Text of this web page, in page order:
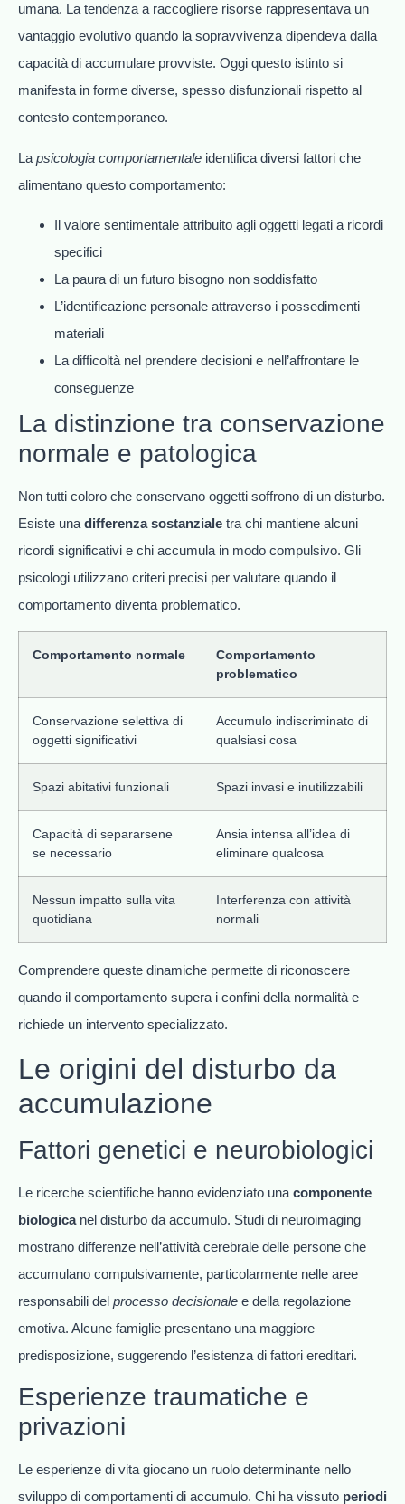
umana. La tendenza a raccogliere risorse rappresentava un
vantaggio evolutivo quando la sopravvivenza dipendeva dalla
capacità di accumulare provviste. Oggi questo istinto si
manifesta in forme diverse, spesso disfunzionali rispetto al
contesto contemporaneo.
La psicologia comportamentale identifica diversi fattori che
alimentano questo comportamento:
Il valore sentimentale attribuito agli oggetti legati a ricordi
specifici
La paura di un futuro bisogno non soddisfatto
L’identificazione personale attraverso i possedimenti
materiali
La difficoltà nel prendere decisioni e nell’affrontare le
conseguenze
La distinzione tra conservazione
normale e patologica
Non tutti coloro che conservano oggetti soffrono di un disturbo.
Esiste una differenza sostanziale tra chi mantiene alcuni
ricordi significativi e chi accumula in modo compulsivo. Gli
psicologi utilizzano criteri precisi per valutare quando il
comportamento diventa problematico.
Comportamento normale
Comportamento
problematico
Conservazione selettiva di
oggetti significativi
Accumulo indiscriminato di
qualsiasi cosa
Spazi abitativi funzionali Spazi invasi e inutilizzabili
Capacità di separarsene
se necessario
Ansia intensa all’idea di
eliminare qualcosa
Nessun impatto sulla vita
quotidiana
Interferenza con attività
normali
Comprendere queste dinamiche permette di riconoscere
quando il comportamento supera i confini della normalità e
richiede un intervento specializzato.
Le origini del disturbo da
accumulazione
Fattori genetici e neurobiologici
Le ricerche scientifiche hanno evidenziato una componente
biologicanel disturbo da accumulo. Studi di neuroimaging
mostrano differenze nell’attività cerebrale delle persone che
accumulano compulsivamente, particolarmente nelle aree
responsabili del processo decisionale e della regolazione
emotiva. Alcune famiglie presentano una maggiore
predisposizione, suggerendo l’esistenza di fattori ereditari.
Esperienze traumatiche e
privazioni
Le esperienze di vita giocano un ruolo determinante nello
sviluppo di comportamenti di accumulo. Chi ha vissuto periodi